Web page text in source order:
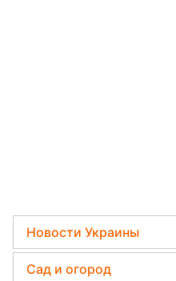
Новости Украины
Пенсии в Украине
Сад и огород